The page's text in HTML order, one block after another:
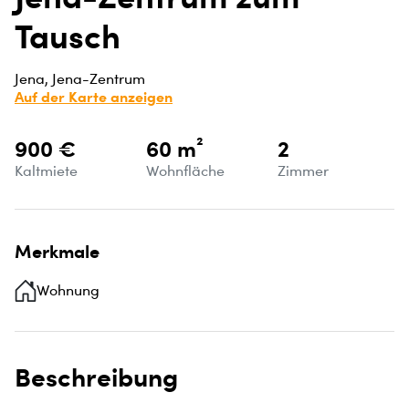
Tausch
Jena, Jena-Zentrum
Auf der Karte anzeigen
900 €
Kaltmiete
60 m²
Wohnfläche
2
Zimmer
Merkmale
Wohnung
Beschreibung